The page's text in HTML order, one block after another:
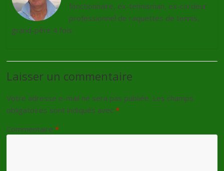
fonctionnaire, ex-tennisman, ex-cordeur
professionnel de raquettes de tennis,
grand-père 4 fois.
Laisser un commentaire
Votre adresse e-mail ne sera pas publiée. Les champs
obligatoires sont indiqués avec*
Commentaire*